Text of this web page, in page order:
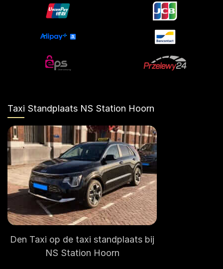
Taxi Standplaats NS Station Hoorn
Den Taxi op de taxi standplaats bij
NS Station Hoorn